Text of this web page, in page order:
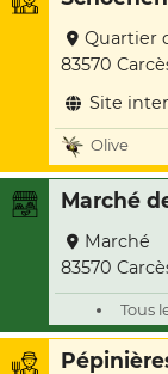
Quartier
83570
Site
Olive
Marché
Marché
83570
Tous